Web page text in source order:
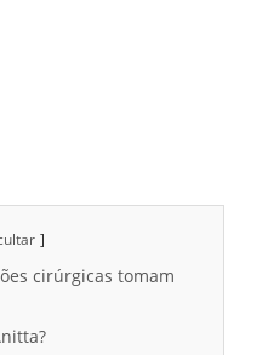
cirúrgicas tomam